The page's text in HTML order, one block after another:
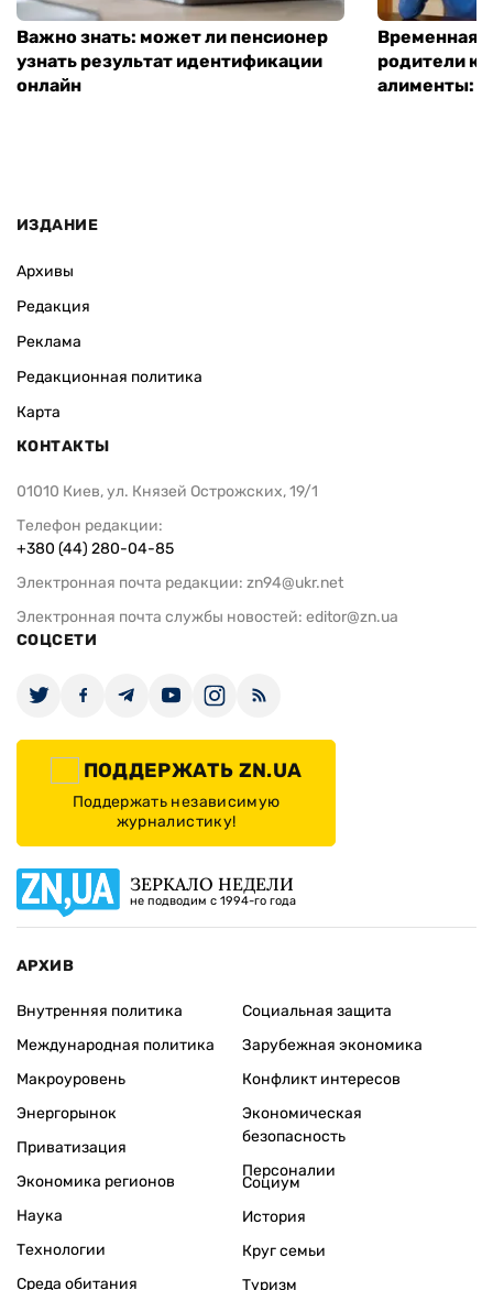
Важно знать: может ли пенсионер
узнать результат идентификации
онлайн
Временная
родители
алименты:
ИЗДАНИЕ
Архивы
Редакция
Реклама
Редакционная политика
Карта
КОНТАКТЫ
01010 Киев, ул. Князей Острожских, 19/1
Телефон редакции:
+380 (44) 280-04-85
Электронная почта редакции: zn94@ukr.net
Электронная почта службы новостей: editor@zn.ua
СОЦСЕТИ
ПОДДЕРЖАТЬ ZN.UA
Поддержать независимую
журналистику!
ЗЕРКАЛО НЕДЕЛИ
не подводим с 1994-го года
АРХИВ
Внутренняя политика
Международная политика
Макроуровень
Энергорынок
Приватизация
Экономика регионов
Социальная защита
Зарубежная экономика
Конфликт интересов
Экономическая
безопасность
Персоналии
Наука
Технологии
Среда обитания
Социум
История
Круг семьи
Туризм